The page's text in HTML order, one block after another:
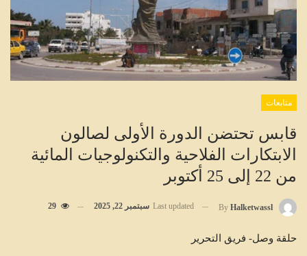
متابعات
قابس تحتضن الدورة الأولى لصالون
الابتكارات الفلاحية والتكنولوجيات المائية
من 22 إلى 25 أكتوبر
By Halketwassl
Last updated سبتمبر 22, 2025 29
حلقة وصل- فريق التحرير